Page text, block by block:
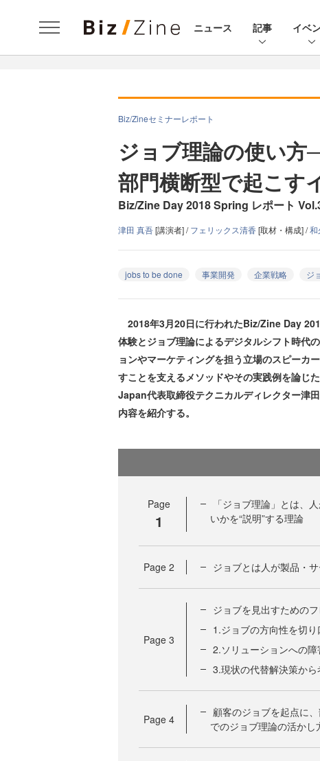
ニュース 記事 イベ
Biz/Zineセミナーレポート
ジョブ理論の使い
部門横断型で起こす
Biz/Zine Day 2018 Spring レポート
津田 真吾[講演者] /フェリックス清香[取材・構成] /和
jobs to be done 事業開発 企業戦略 ジ
2018年3月20日に行われたBiz/Zine Day
体験とジョブ理論によるデジタルシフト時代
ョンやマーケティングを担う立場のスピーカ
すことを支えるメソッドやその実践例を論じ
Japan代表取締役テクニカルディレクター津
内容を紹介する。
Page
1
「ジョブ理論」とは、
いかを“説明”する理論
Page 2 ジョブとは人が製品・
Page 3
ジョブを見出すための
1.ジョブの方向性を切り
2.ソリューションへの障
3.現状の代替解決策から
Page 4
顧客のジョブを起点に
でのジョブ理論の活かし